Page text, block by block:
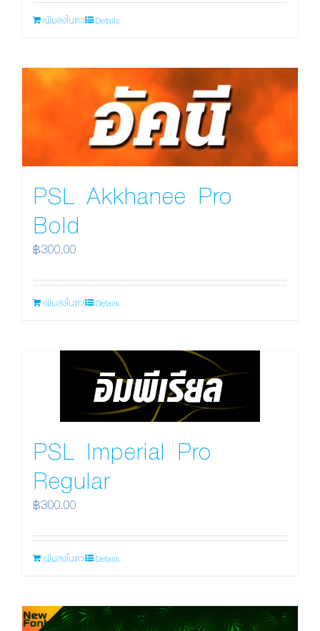
was:
฿35.00.
is:
฿25.00.
เพิ่มลงในตะกร้าDetails
PSL Akkhanee Pro
Bold
฿300.00
เพิ่มลงในตะกร้าDetails
PSL Imperial Pro
Regular
฿300.00
เพิ่มลงในตะกร้าDetails